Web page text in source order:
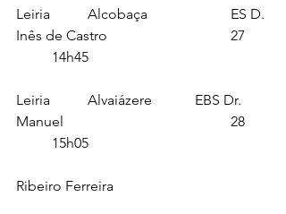
Leiria		Alcobaça			ES D.
Inês de Castro				27
	14h45
Leiria		Alvaiázere		EBS Dr.
Manuel 					28
	15h05
Ribeiro Ferreira